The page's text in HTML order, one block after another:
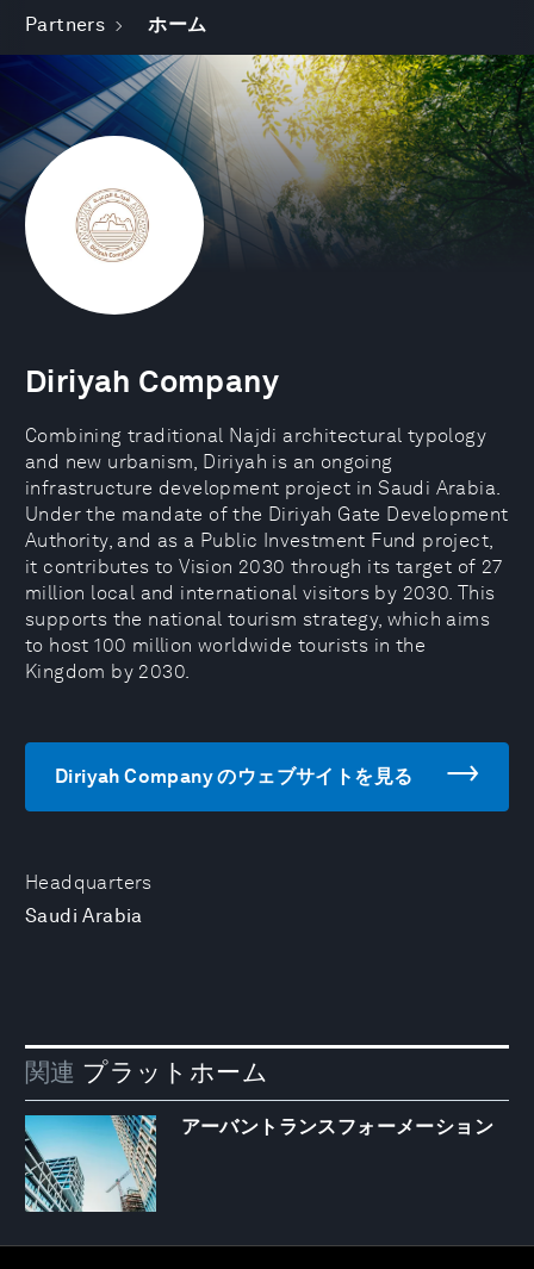
Partners ホーム
Headquarters
Saudi Arabia
Diriyah Company
Combining traditional Najdi architectural typology
and new urbanism, Diriyah is an ongoing
infrastructure development project in Saudi Arabia.
Under the mandate of the Diriyah Gate Development
Authority, and as a Public Investment Fund project,
it contributes to Vision 2030 through its target of 27
million local and international visitors by 2030. This
supports the national tourism strategy, which aims
to host 100 million worldwide tourists in the
Kingdom by 2030.
Diriyah Company のウェブサイトを見る
関連 プラットホーム
アーバントランスフォーメーション